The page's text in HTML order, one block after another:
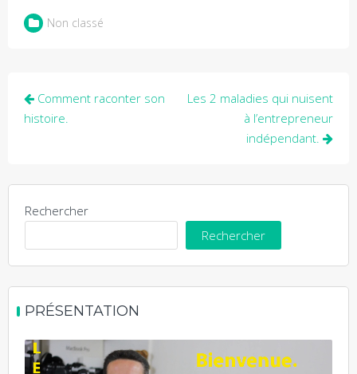
Non classé
Navigation
de
Comment raconter son
histoire.
Les 2 maladies qui nuisent
à l’entrepreneur
indépendant.
Rechercher
Rechercher
PRÉSENTATION